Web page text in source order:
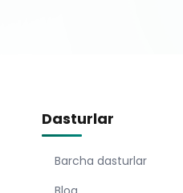
Dasturlar
Barcha dasturlar